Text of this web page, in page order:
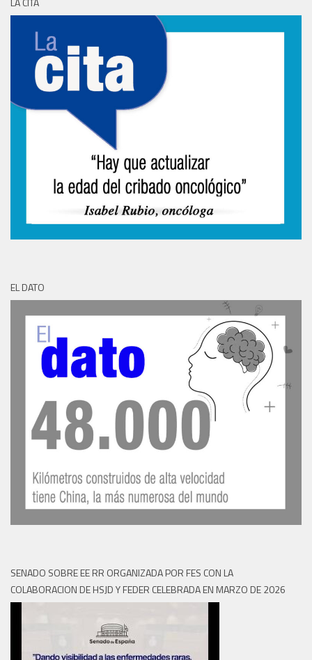
EL DATO
SENADO SOBRE EE RR ORGANIZADA POR FES CON LA
COLABORACION DE HSJD Y FEDER CELEBRADA EN MARZO DE 2026